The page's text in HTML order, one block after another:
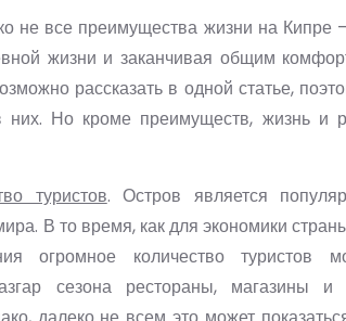
не все преимущества жизни на Кипре
жизни и заканчивая общим
рассказать в одной статье,
Но кроме преимуществ, жизнь и
туристов. Остров является
В то время, как для экономики
огромное количество туристов
сезона рестораны, магазины